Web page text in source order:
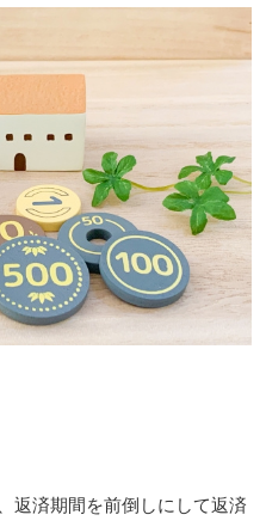
返済期間を前倒しにして返済